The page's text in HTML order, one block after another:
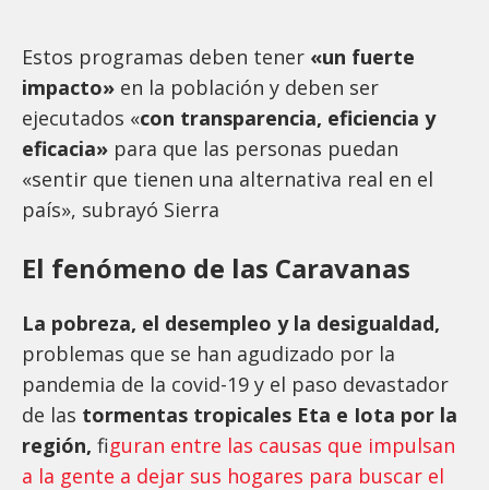
Estos programas deben tener «un fuerte
impacto» en la población y deben ser
ejecutados «con transparencia, eficiencia y
eficacia» para que las personas puedan
«sentir que tienen una alternativa real en el
país», subrayó Sierra
El fenómeno de las Caravanas
La pobreza, el desempleo y la desigualdad,
problemas que se han agudizado por la
pandemia de la covid-19 y el paso devastador
de las tormentas tropicales Eta e Iota por la
región, figuran entre las causas que impulsan
a la gente a dejar sus hogares para buscar el